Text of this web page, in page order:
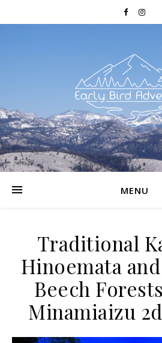
MENU
Traditional
Hinoemata
Beech
Minamiaizu